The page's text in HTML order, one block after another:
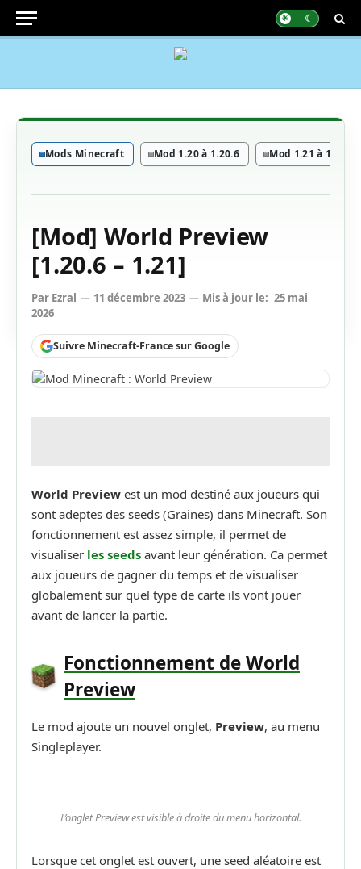
Mods Minecraft Mod 1.20 à 1.20.6 Mod 1.21 à 1.21.11
[Mod] World Preview
[1.20.6 – 1.21]
Par Ezral 11 décembre 2023 Mis à jour le: 25 mai
2026
Suivre Minecraft-France sur Google
World Preview est un mod destiné aux joueurs qui
sont adeptes des seeds (Graines) dans Minecraft. Son
fonctionnement est assez simple, il permet de
visualiser les seeds avant leur génération. Ca permet
aux joueurs de gagner du temps et de visualiser
globalement sur quel type de carte ils vont jouer
avant de lancer la partie.
Fonctionnement de World
Preview
Le mod ajoute un nouvel onglet, Preview, au menu
Singleplayer.
L’onglet Preview est visible à droite du menu horizontal.
Lorsque cet onglet est ouvert, une seed aléatoire est